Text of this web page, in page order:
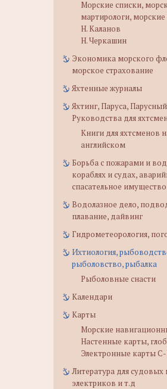
Морские списки,
мартирологи,
Н. Каланов
Н. Черкашин
Экономика морского
морское страхование
Яхтенные журналы
Яхтинг, Паруса,
Руководства для
Книги для яхтсменов
английском
Борьба с пожарами и
кораблях и судах,
спасательное имущество
Водолазное дело,
плавание, дайвинг
Гидрометеорология,
Ихтиология,
рыболовство, рыбалка
Рыболовные снасти
Календари
Карты
Морские
Настенные карты,
Электронные карты
Литература для
электриков и т.д